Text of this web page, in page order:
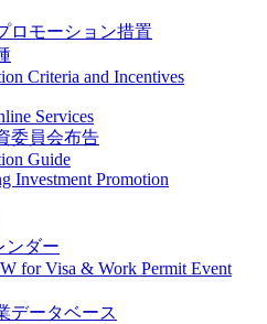
ロモーション措置
Criteria and Incentives
Services
委員会布告
Guide
Investment Promotion
ンダー
for Visa & Work Permit Event
データベース